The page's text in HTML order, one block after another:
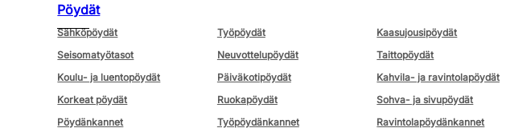
Pöydät
Sähköpöydät Työpöydät
Kaasujousipöydät
Seisomatyötasot
Neuvottelupöydät
Taittopöydät
Koulu- ja luentopöydät
Päiväkotipöydät
Kahvila- ja ravintolapöydät
Korkeat pöydät
Ruokapöydät
Sohva- ja sivupöydät
Pöydänkannet
Työpöydänkannet
Ravintolapöydänkannet